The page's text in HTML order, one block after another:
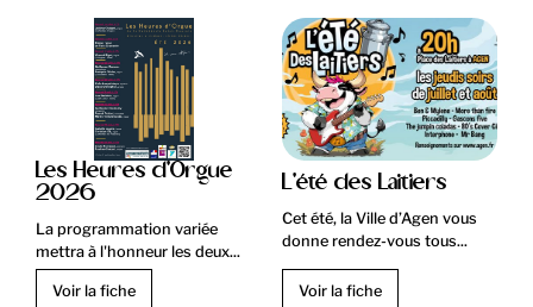
Les Heures d'Orgue
2026
La programmation variée
mettra à l'honneur les deux...
Voir la fiche
L'été des Laitiers
Cet été, la Ville d’Agen vous
donne rendez-vous tous...
Voir la fiche